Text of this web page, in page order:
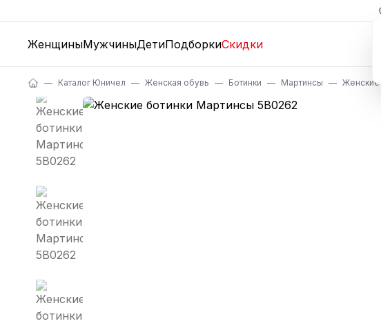
ЖенщиныМужчиныДетиПодборкиСкидки
Каталог Юничел Женская обувь Ботинки Мартинсы